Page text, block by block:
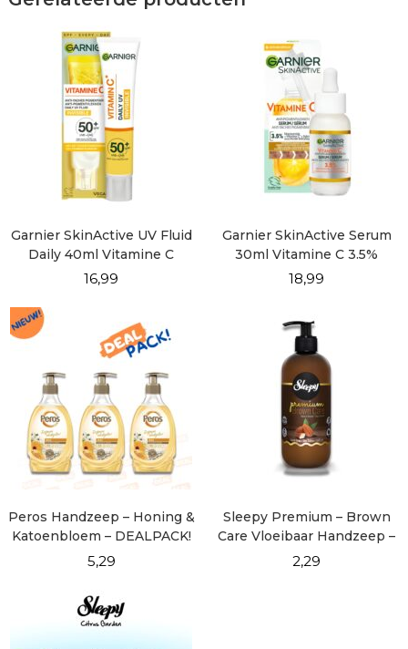
Garnier SkinActive UV Fluid
Daily 40ml Vitamine C
Invisible
16,99
Garnier SkinActive Serum
30ml Vitamine C 3.5%
18,99
Peros Handzeep – Honing &
Katoenbloem – DEALPACK!
5,29
Sleepy Premium – Brown
Care Vloeibaar Handzeep –
500 ml
2,29